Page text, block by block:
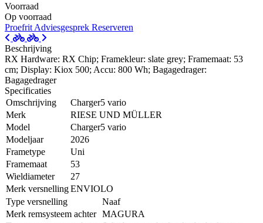
Voorraad
Op voorraad
Proefrit Adviesgesprek Reserveren
Beschrijving
RX Hardware: RX Chip; Framekleur: slate grey; Framemaat: 53
cm; Display: Kiox 500; Accu: 800 Wh; Bagagedrager:
Bagagedrager
Specificaties
Omschrijving
Charger5 vario
Merk
RIESE UND MÜLLER
Model
Charger5 vario
Modeljaar
2026
Frametype
Uni
Framemaat
53
Wieldiameter
27
Merk versnellingENVIOLO
Type versnelling
Naaf
Merk remsysteem achter MAGURA